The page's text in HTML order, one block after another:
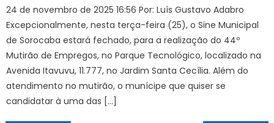
24 de novembro de 2025 16:56 Por: Luís Gustavo Adabro
Excepcionalmente, nesta terça-feira (25), o Sine Municipal
de Sorocaba estará fechado, para a realização do 44º
Mutirão de Empregos, no Parque Tecnológico, localizado na
Avenida Itavuvu, 11.777, no Jardim Santa Cecília. Além do
atendimento no mutirão, o munícipe que quiser se
candidatar à uma das […]